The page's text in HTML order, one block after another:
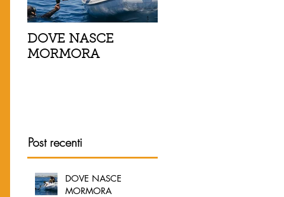
DOVE NASCE
MORMORA
Post recenti
DOVE NASCE
MORMORA